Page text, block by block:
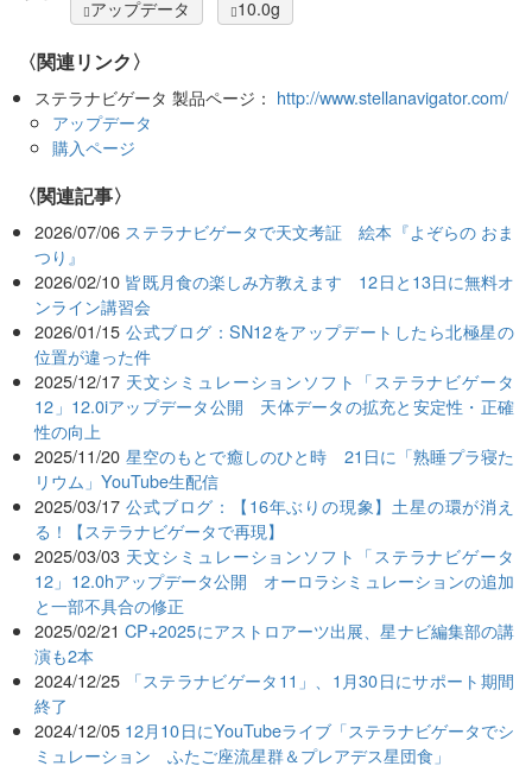
アップデータ
10.0g
〈関連リンク〉
ステラナビゲータ 製品ページ： http://www.stellanavigator.com/
アップデータ
購入ページ
関連記事
2026/07/06 ステラナビゲータで天文考証 絵本『よぞらの おま
つり』
2026/02/10 皆既月食の楽しみ方教えます 12日と13日に無料オ
ンライン講習会
2026/01/15 公式ブログ：SN12をアップデートしたら北極星の
位置が違った件
2025/12/17 天文シミュレーションソフト「ステラナビゲータ
12」12.0iアップデータ公開 天体データの拡充と安定性・正確
性の向上
2025/11/20 星空のもとで癒しのひと時 21日に「熟睡プラ寝た
リウム」YouTube生配信
2025/03/17 公式ブログ：【16年ぶりの現象】土星の環が消え
る！【ステラナビゲータで再現】
2025/03/03 天文シミュレーションソフト「ステラナビゲータ
12」12.0hアップデータ公開 オーロラシミュレーションの追加
と一部不具合の修正
2025/02/21 CP+2025にアストロアーツ出展、星ナビ編集部の講
演も2本
2024/12/25
「ステラナビゲータ11」、1月30日にサポート期間
終了
2024/12/05 12月10日にYouTubeライブ「ステラナビゲータでシ
ミュレーション ふたご座流星群＆プレアデス星団食」